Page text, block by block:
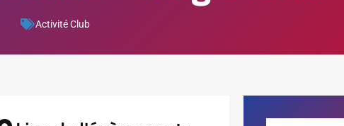
Activité Club